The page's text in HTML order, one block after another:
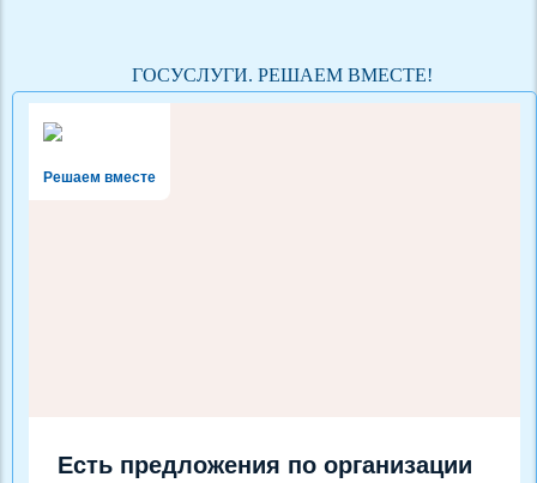
ГОСУСЛУГИ. РЕШАЕМ ВМЕСТЕ!
Решаем вместе
Есть предложения по организации